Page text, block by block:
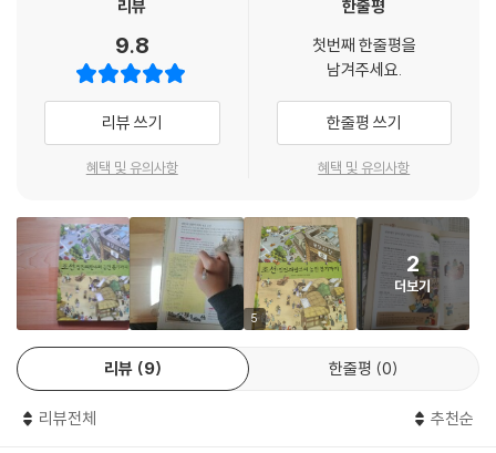
리뷰
9.8
리뷰 쓰기
혜택 및 유의사항
한줄평
첫번째 한줄평을
남겨주세요.
한줄평 쓰기
혜택 및 유의사항
5
2
더보기
리뷰 9 한줄평 0
리뷰전체 추천순